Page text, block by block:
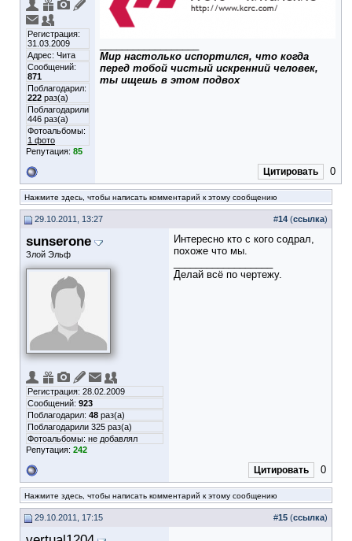
Регистрация:
31.03.2009
Адрес: Чита
Сообщений:
871
Поблагодарил:
222 раз(а)
Поблагодарили
446 раз(а)
Фотоальбомы:
1 фото
Репутация: 85
Мир настолько испортился, что когда
перед тобой чистый искренний человек,
ты ищешь в этом подвох
Цитировать 0
Нажмите здесь, чтобы написать комментарий к этому сообщению
29.10.2011, 13:27 #14 (ссылка)
sunserone
Злой Эльф
Регистрация: 28.02.2009
Сообщений: 923
Поблагодарил: 48 раз(а)
Поблагодарили 325 раз(а)
Фотоальбомы: не добавлял
Репутация: 242
Интересно кто с кого содрал,
похоже что мы.
Делай всё по чертежу.
Цитировать 0
Нажмите здесь, чтобы написать комментарий к этому сообщению
29.10.2011, 17:15 #15 (ссылка)